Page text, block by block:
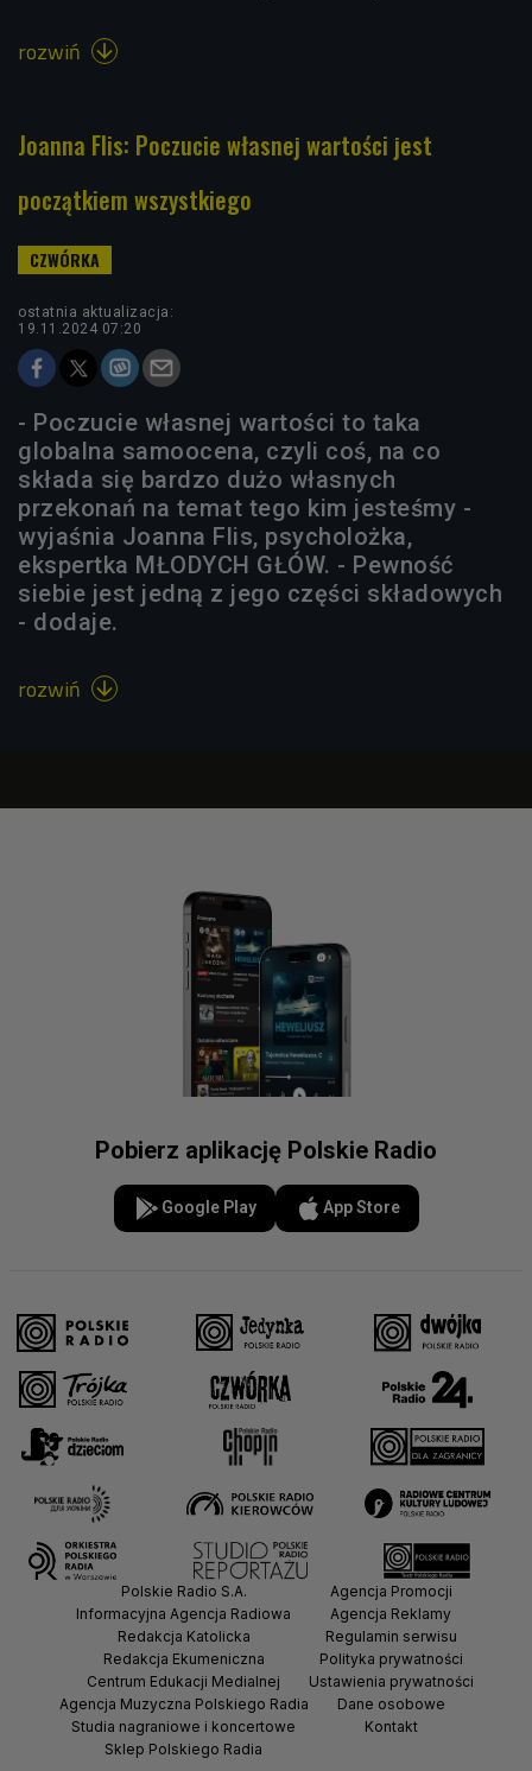
rozwiń 
Joanna Flis: Poczucie własnej wartości jest
początkiem wszystkiego
ostatnia aktualizacja:
19.11.2024 07:20
- Poczucie własnej wartości to taka
globalna samoocena, czyli coś, na co
składa się bardzo dużo własnych
przekonań na temat tego kim jesteśmy -
wyjaśnia Joanna Flis, psycholożka,
ekspertka MŁODYCH GŁÓW. - Pewność
siebie jest jedną z jego części składowych
- dodaje.
rozwiń 
Pobierz aplikację Polskie Radio
Google Play App Store
Polskie Radio S.A.
Informacyjna Agencja Radiowa
Redakcja Katolicka
Redakcja Ekumeniczna
Centrum Edukacji Medialnej
Agencja Muzyczna Polskiego Radia
Studia nagraniowe i koncertowe
Sklep Polskiego Radia
Agencja Promocji
Agencja Reklamy
Regulamin serwisu
Polityka prywatności
Ustawienia prywatności
Dane osobowe
Kontakt